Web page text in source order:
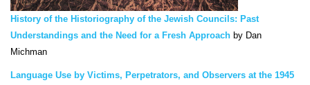
History of the Historiography of the Jewish Councils: Past
Understandings and the Need for a Fresh Approach by Dan
Michman
Language Use by Victims, Perpetrators, and Observers at the 1945